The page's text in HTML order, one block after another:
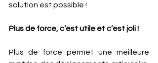
solution est possible !
Plus de force, c’est utile et c’est joli !
Plus de force permet une meilleure